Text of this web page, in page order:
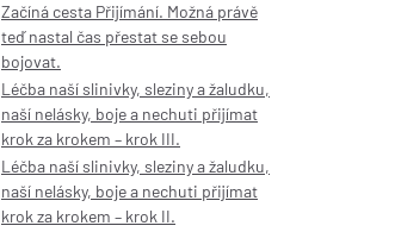
Začíná cesta Přijímání. Možná právě
teď nastal čas přestat se sebou
bojovat.
Léčba naší slinivky, sleziny a žaludku,
naší nelásky, boje a nechuti přijímat
krok za krokem – krok III.
Léčba naší slinivky, sleziny a žaludku,
naší nelásky, boje a nechuti přijímat
krok za krokem – krok II.